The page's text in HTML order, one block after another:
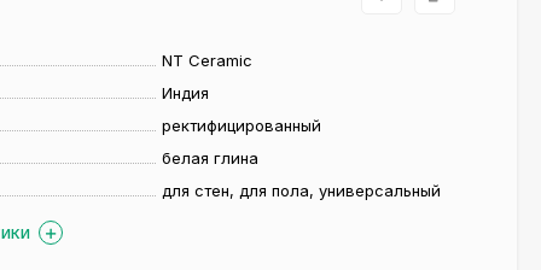
NT Ceramic
Индия
ректифицированный
белая глина
для стен, для пола, универсальный